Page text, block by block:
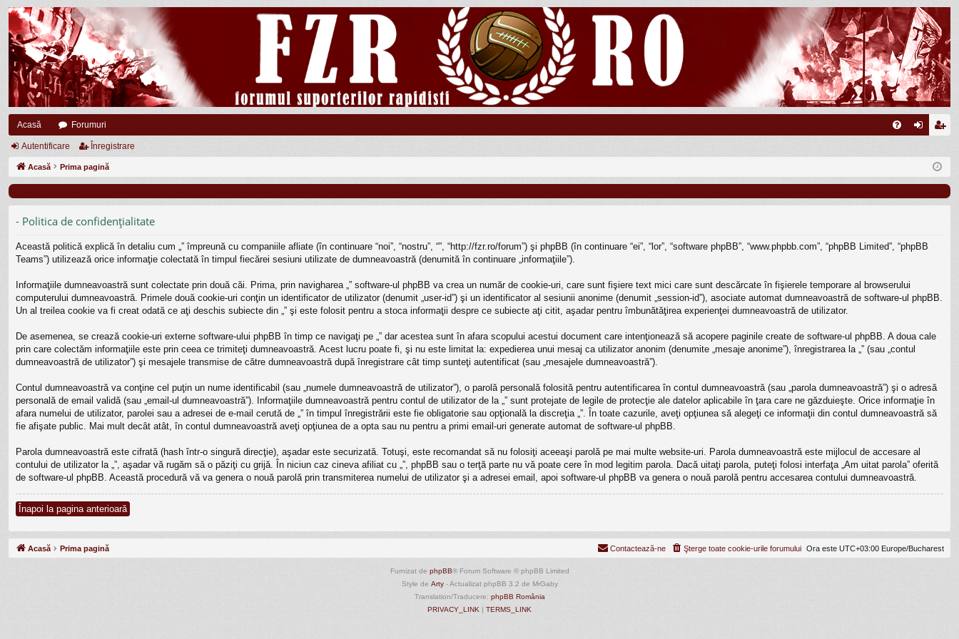
Acasă Forumuri
eg
Autentificare Înregistrare
Acasă Prima pagină
- Politica de confidenţialitate
Această politică explică în detaliu cum „” împreună cu companiile afliate (în continuare “noi”, “nostru”, “”, “http://fzr.ro/forum”) şi phpBB (în continuare “ei”, “lor”, “software phpBB”, “www.phpbb.com”, “phpBB Limited”, “phpBB
Teams”) utilizează orice informaţie colectată în timpul fiecărei sesiuni utilizate de dumneavoastră (denumită în continuare „informaţiile”).
Informaţiile dumneavoastră sunt colectate prin două căi. Prima, prin navigharea „” software-ul phpBB va crea un număr de cookie-uri, care sunt fişiere text mici care sunt descărcate în fişierele temporare al browserului
computerului dumneavoastră. Primele două cookie-uri conţin un identificator de utilizator (denumit „user-id”) şi un identificator al sesiunii anonime (denumit „session-id”), asociate automat dumneavoastră de software-ul phpBB.
Un al treilea cookie va fi creat odată ce aţi deschis subiecte din „” şi este folosit pentru a stoca informaţii despre ce subiecte aţi citit, aşadar pentru îmbunătăţirea experienţei dumneavoastră de utilizator.
De asemenea, se crează cookie-uri externe software-ului phpBB în timp ce navigaţi pe „” dar acestea sunt în afara scopului acestui document care intenţionează să acopere paginile create de software-ul phpBB. A doua cale
prin care colectăm informaţiile este prin ceea ce trimiteţi dumneavoastră. Acest lucru poate fi, şi nu este limitat la: expedierea unui mesaj ca utilizator anonim (denumite „mesaje anonime”), înregistrarea la „” (sau „contul
dumneavoastră de utilizator”) şi mesajele transmise de către dumneavoastră după înregistrare cât timp sunteţi autentificat (sau „mesajele dumneavoastră”).
Contul dumneavoastră va conţine cel puţin un nume identificabil (sau „numele dumneavoastră de utilizator”), o parolă personală folosită pentru autentificarea în contul dumneavoastră (sau „parola dumneavoastră”) şi o adresă
personală de email validă (sau „email-ul dumneavoastră”). Informaţiile dumneavoastră pentru contul de utilizator de la „” sunt protejate de legile de protecţie ale datelor aplicabile în ţara care ne găzduieşte. Orice informaţie în
afara numelui de utilizator, parolei sau a adresei de e-mail cerută de „” în timpul înregistrării este fie obligatorie sau opţională la discreţia „”. În toate cazurile, aveţi opţiunea să alegeţi ce informaţii din contul dumneavoastră să
fie afişate public. Mai mult decât atât, în contul dumneavoastră aveţi opţiunea de a opta sau nu pentru a primi email-uri generate automat de software-ul phpBB.
Parola dumneavoastră este cifrată (hash într-o singură direcţie), aşadar este securizată. Totuşi, este recomandat să nu folosiţi aceeaşi parolă pe mai multe website-uri. Parola dumneavoastră este mijlocul de accesare al
contului de utilizator la „”, aşadar vă rugăm să o păziţi cu grijă. În niciun caz cineva afiliat cu „”, phpBB sau o terţă parte nu vă poate cere în mod legitim parola. Dacă uitaţi parola, puteţi folosi interfaţa „Am uitat parola” oferită
de software-ul phpBB. Această procedură vă va genera o nouă parolă prin transmiterea numelui de utilizator şi a adresei email, apoi software-ul phpBB va genera o nouă parolă pentru accesarea contului dumneavoastră.
Înapoi la pagina anterioară
Acasă Prima pagină Ora este UTC+03:00 Europe/Bucharest
Şterge toate cookie-urile forumului
Contactează-ne
Furnizat de phpBB® Forum Software © phpBB Limited
Style de Arty- Actualizat phpBB 3.2 de MrGaby
Translation/Traducere: phpBB România
PRIVACY_LINK | TERMS_LINK